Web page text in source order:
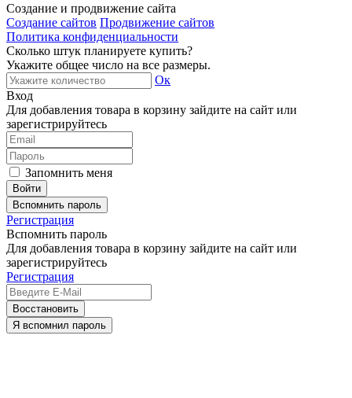
Создание и продвижение сайта
Создание сайтов Продвижение сайтов
Политика конфиденциальности
Сколько штук планируете купить?
Укажите общее число на все размеры.
Ок
Вход
Для добавления товара в корзину зайдите на сайт или
зарегистрируйтесь
Запомнить меня
Вспомнить пароль
Регистрация
Вспомнить пароль
Для добавления товара в корзину зайдите на сайт или
зарегистрируйтесь
Регистрация
Восстановить
Я вспомнил пароль